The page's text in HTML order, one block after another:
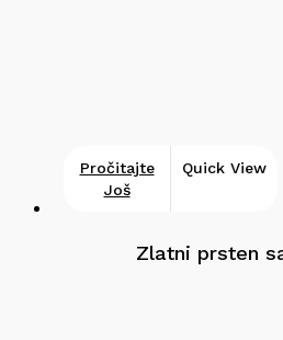
Pročitajte
Još
Quick View
Zlatni prsten